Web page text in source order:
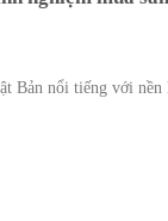
Bản nổi tiếng với nền